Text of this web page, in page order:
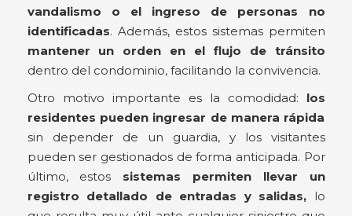
vandalismo o el ingreso de personas no
identificadas. Además, estos sistemas permiten
mantener un orden en el flujo de tránsito
dentro del condominio, facilitando la convivencia.
Otro motivo importante es la comodidad: los
residentes pueden ingresar de manera rápida
sin depender de un guardia, y los visitantes
pueden ser gestionados de forma anticipada. Por
último, estos sistemas permiten llevar un
registro detallado de entradas y salidas, lo